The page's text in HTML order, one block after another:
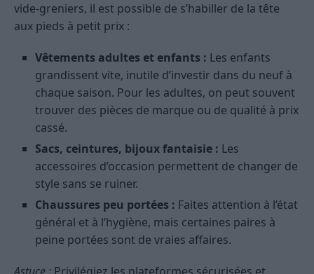
vide-greniers, il est possible de s’habiller de la tête
aux pieds à petit prix :
Vêtements adultes et enfants : Les enfants
grandissent vite, inutile d’investir dans du neuf à
chaque saison. Pour les adultes, on peut souvent
trouver des pièces de marque ou de qualité à prix
cassé.
Sacs, ceintures, bijoux fantaisie : Les
accessoires d’occasion permettent de changer de
style sans se ruiner.
Chaussures peu portées : Faites attention à l’état
général et à l’hygiène, mais certaines paires à
peine portées sont de vraies affaires.